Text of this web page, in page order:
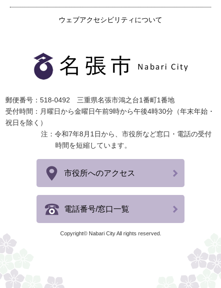
ウェブアクセシビリティについて
郵便番号：518-0492 三重県名張市鴻之台1番町1番地
受付時間：月曜日から金曜日午前9時から午後4時30分（年末年始・
祝日を除く）
注：令和7年8月1日から、市役所など窓口・電話の受付
時間を短縮しています。
市役所へのアクセス
電話番号/窓口一覧
Copyright© Nabari City All rights reserved.